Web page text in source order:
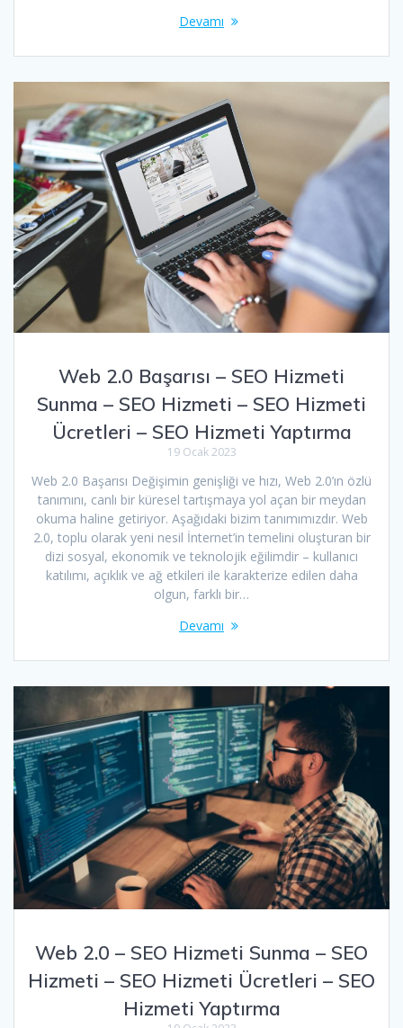
Devamı
Web 2.0 Başarısı – SEO Hizmeti
Sunma – SEO Hizmeti – SEO Hizmeti
Ücretleri – SEO Hizmeti Yaptırma
19 Ocak 2023
Web 2.0 Başarısı Değişimin genişliği ve hızı, Web 2.0’ın özlü
tanımını, canlı bir küresel tartışmaya yol açan bir meydan
okuma haline getiriyor. Aşağıdaki bizim tanımımızdır. Web
2.0, toplu olarak yeni nesil İnternet’in temelini oluşturan bir
dizi sosyal, ekonomik ve teknolojik eğilimdir – kullanıcı
katılımı, açıklık ve ağ etkileri ile karakterize edilen daha
olgun, farklı bir…
Devamı
Web 2.0 – SEO Hizmeti Sunma – SEO
Hizmeti – SEO Hizmeti Ücretleri – SEO
Hizmeti Yaptırma